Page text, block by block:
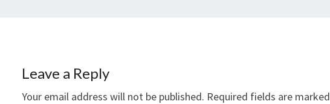
Leave a Reply
Your email address will not be published. Required fields are marked